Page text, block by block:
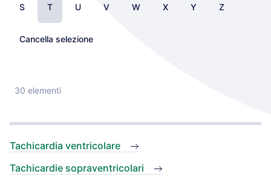
S T U V W X Y Z
Cancella selezione
30 elementi
Tachicardia ventricolare
Tachicardie sopraventricolari